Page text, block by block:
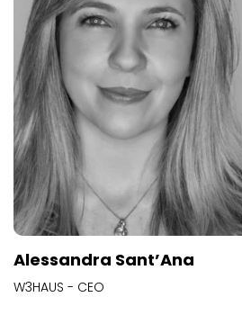
Alessandra Sant’Ana
W3HAUS - CEO